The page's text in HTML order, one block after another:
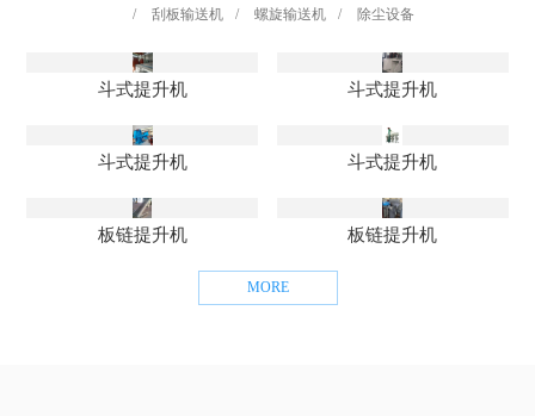
/
刮板输送机 / 螺旋输送机 / 除尘设备
斗式提升机 斗式提升机
斗式提升机 斗式提升机
板链提升机 板链提升机
MORE